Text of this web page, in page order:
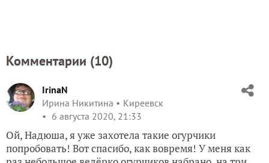
Комментарии (10)
IrinaN
Ирина Никитина
Киреевск
6 августа 2020, 21:33
Ой, Надюша, я уже захотела такие огурчики
попробовать! Вот спасибо, как вовремя! У меня как